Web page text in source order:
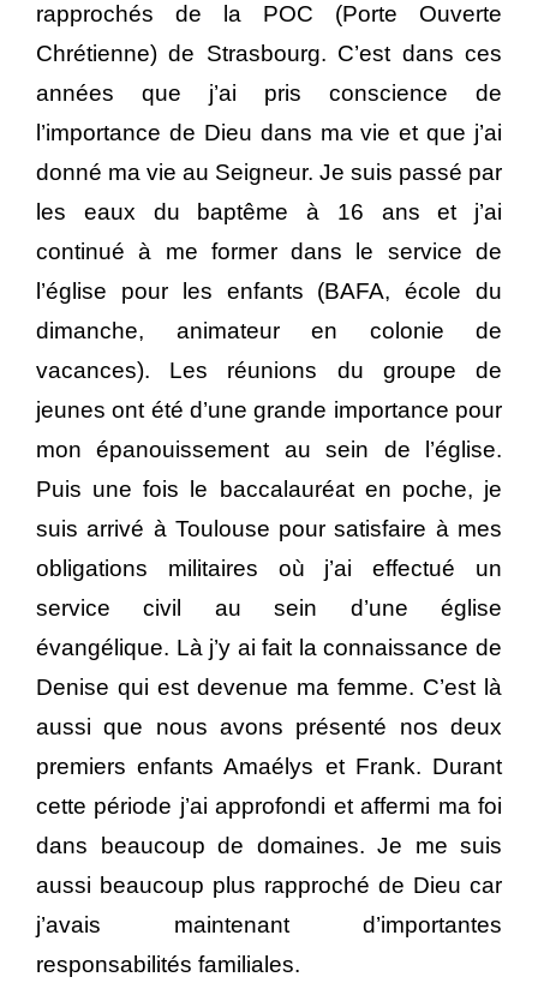
rapprochés de la POC (Porte Ouverte
Chrétienne) de Strasbourg. C’est dans ces
années que j’ai pris conscience de
l’importance de Dieu dans ma vie et que j’ai
donné ma vie au Seigneur. Je suis passé par
les eaux du baptême à 16 ans et j’ai
continué à me former dans le service de
l’église pour les enfants (BAFA, école du
dimanche, animateur en colonie de
vacances). Les réunions du groupe de
jeunes ont été d’une grande importance pour
mon épanouissement au sein de l’église.
Puis une fois le baccalauréat en poche, je
suis arrivé à Toulouse pour satisfaire à mes
obligations militaires où j’ai effectué un
service civil au sein d’une église
évangélique. Là j’y ai fait la connaissance de
Denise qui est devenue ma femme. C’est là
aussi que nous avons présenté nos deux
premiers enfants Amaélys et Frank. Durant
cette période j’ai approfondi et affermi ma foi
dans beaucoup de domaines. Je me suis
aussi beaucoup plus rapproché de Dieu car
j’avais maintenant d’importantes
responsabilités familiales.